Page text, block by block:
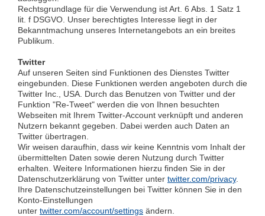
Rechtsgrundlage für die Verwendung ist Art. 6 Abs. 1 Satz 1
lit. f DSGVO. Unser berechtigtes Interesse liegt in der
Bekanntmachung unseres Internetangebots an ein breites
Publikum.
Twitter
Auf unseren Seiten sind Funktionen des Dienstes Twitter
eingebunden. Diese Funktionen werden angeboten durch die
Twitter Inc., USA. Durch das Benutzen von Twitter und der
Funktion "Re-Tweet" werden die von Ihnen besuchten
Webseiten mit Ihrem Twitter-Account verknüpft und anderen
Nutzern bekannt gegeben. Dabei werden auch Daten an
Twitter übertragen.
Wir weisen daraufhin, dass wir keine Kenntnis vom Inhalt der
übermittelten Daten sowie deren Nutzung durch Twitter
erhalten. Weitere Informationen hierzu finden Sie in der
Datenschutzerklärung von Twitter unter twitter.com/privacy.
Ihre Datenschutzeinstellungen bei Twitter können Sie in den
Konto-Einstellungen
unter twitter.com/account/settings ändern.